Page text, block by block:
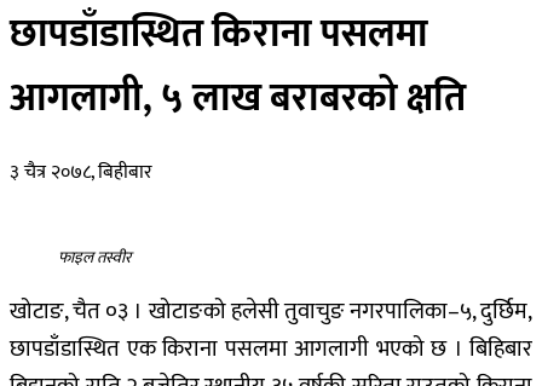
छापडाँडास्थित किराना पसलमा
आगलागी, ५ लाख बराबरको क्षति
३ चैत्र २०७८, बिहीबार
फाइल तस्वीर
खोटाङ, चैत ०३ । खोटाङको हलेसी तुवाचुङ नगरपालिका–५, दुर्छिम,
छापडाँडास्थित एक किराना पसलमा आगलागी भएको छ । बिहिबार